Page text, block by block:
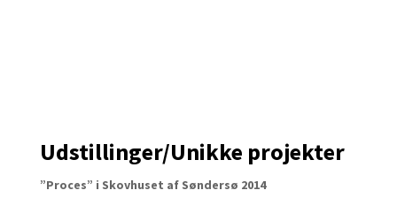
Udstillinger/Unikke projekter
”Proces” i Skovhuset af Søndersø 2014